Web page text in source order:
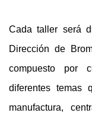
Cada taller será
Dirección de
compuesto por
diferentes temas
manufactura,